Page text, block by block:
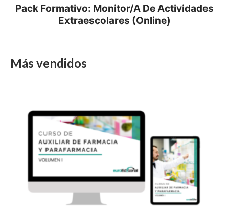
Pack Formativo: Monitor/a De Actividades
Extraescolares (Online)
Más vendidos